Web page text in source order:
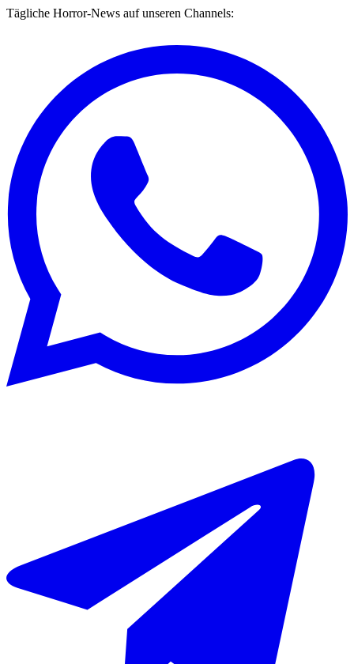
Tägliche Horror-News auf unseren Channels: